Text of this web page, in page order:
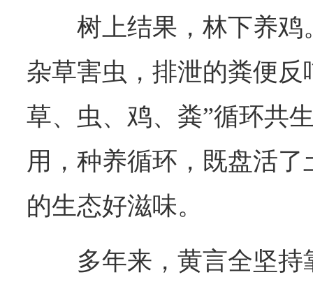
树上结果，林下养
杂草害虫，排泄的粪便反
草、虫、鸡、粪”循环共
用，种养循环，既盘活
的生态好滋味。
多年来，黄言全坚